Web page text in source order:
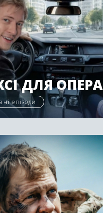
ДЛЯ ОПЕРА
епізоди